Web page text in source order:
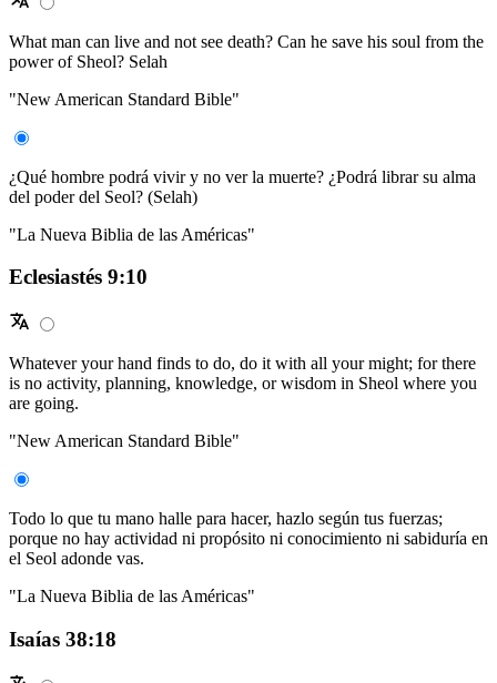
What man can live and not see death? Can he save his soul from the
power of Sheol? Selah
"New American Standard Bible"
¿Qué hombre podrá vivir y no ver la muerte? ¿Podrá librar su alma
del poder del Seol? (Selah)
"La Nueva Biblia de las Américas"
Eclesiastés 9:10
Whatever your hand finds to do, do it with all your might; for there
is no activity, planning, knowledge, or wisdom in Sheol where you
are going.
"New American Standard Bible"
Todo lo que tu mano halle para hacer, hazlo según tus fuerzas;
porque no hay actividad ni propósito ni conocimiento ni sabiduría en
el Seol adonde vas.
"La Nueva Biblia de las Américas"
Isaías 38:18